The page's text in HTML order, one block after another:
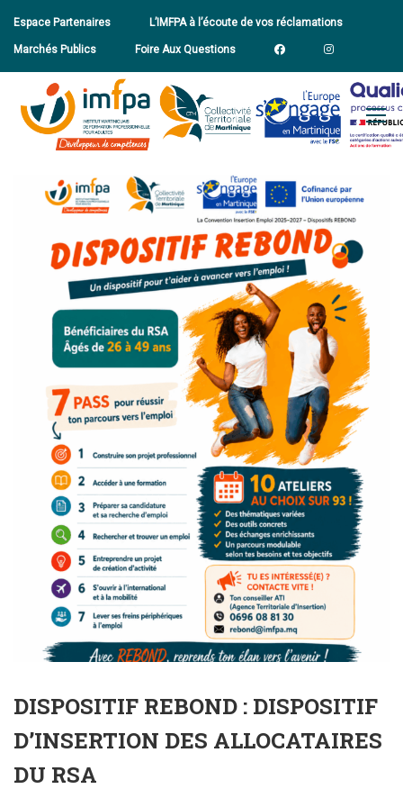
Espace Partenaires L’IMFPA à l’écoute de vos réclamations
Marchés Publics Foire Aux Questions
DISPOSITIF REBOND : DISPOSITIF
D’INSERTION DES ALLOCATAIRES
DU RSA